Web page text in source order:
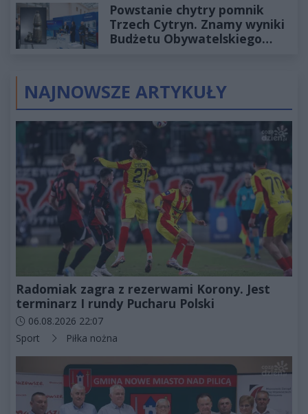
Powstanie chytry pomnik
Trzech Cytryn. Znamy wyniki
Budżetu Obywatelskiego
NAJNOWSZE ARTYKUŁY
Radomiak zagra z rezerwami Korony. Jest
terminarz I rundy Pucharu Polski
Data dodania artykułu:
06.08.2026 22:07
Kategorie artykułu:
Sport Piłka nożna